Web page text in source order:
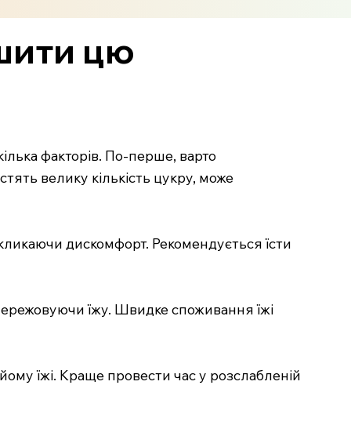
цю
факторів. По-перше, варто
велику кількість цукру, може
дискомфорт. Рекомендується їсти
їжу. Швидке споживання їжі
їжі. Краще провести час у розслабленій